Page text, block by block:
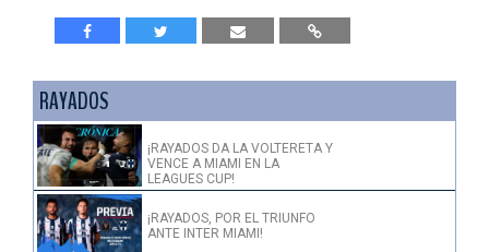
RAYADOS
¡RAYADOS DA LA VOLTERETA Y
VENCE A MIAMI EN LA
LEAGUES CUP!
¡RAYADOS, POR EL TRIUNFO
ANTE INTER MIAMI!